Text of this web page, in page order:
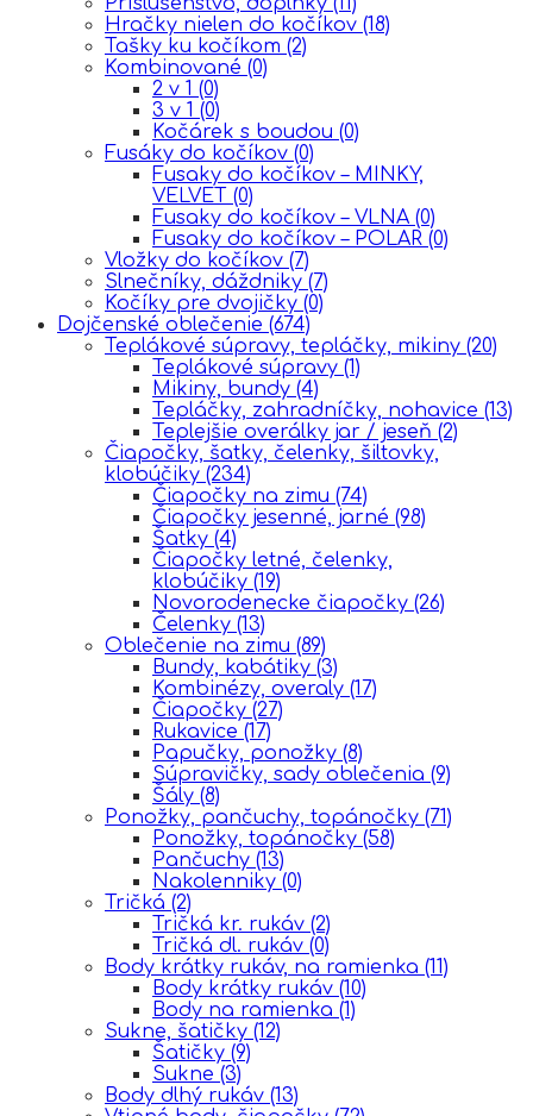
Hračky nielen do kočíkov (18)
Tašky ku kočíkom (2)
Kombinované (0)
2 v 1 (0)
3 v 1 (0)
Kočárek s boudou (0)
Fusáky do kočíkov (0)
Fusaky do kočíkov – MINKY,
VELVET (0)
Fusaky do kočíkov – VLNA (0)
Fusaky do kočíkov – POLAR (0)
Vložky do kočíkov (7)
Slnečníky, dáždniky (7)
Kočíky pre dvojičky (0)
Dojčenské oblečenie (674)
Teplákové súpravy, tepláčky, mikiny (20)
Teplákové súpravy (1)
Mikiny, bundy (4)
Tepláčky, zahradníčky, nohavice (13)
Teplejšie overálky jar / jeseň (2)
Čiapočky, šatky, čelenky, šiltovky,
klobúčiky (234)
Čiapočky na zimu (74)
Čiapočky jesenné, jarné (98)
Šatky (4)
Čiapočky letné, čelenky,
klobúčiky (19)
Novorodenecke čiapočky (26)
Čelenky (13)
Oblečenie na zimu (89)
Bundy, kabátiky (3)
Kombinézy, overaly (17)
Čiapočky (27)
Rukavice (17)
Papučky, ponožky (8)
Súpravičky, sady oblečenia (9)
Šály (8)
Ponožky, pančuchy, topánočky (71)
Ponožky, topánočky (58)
Pančuchy (13)
Nakolenniky (0)
Tričká (2)
Tričká kr. rukáv (2)
Tričká dl. rukáv (0)
Body krátky rukáv, na ramienka (11)
Body krátky rukáv (10)
Body na ramienka (1)
Sukne, šatičky (12)
Šatičky (9)
Sukne (3)
Body dlhý rukáv (13)